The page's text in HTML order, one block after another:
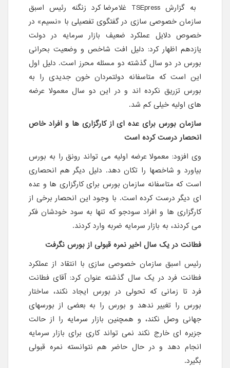
به گزارش TSEpress غلامرضا کرد زنگنه رئیس اسبق
سازمان خصوصی سازی در گفتگوی تفصیلی با «نسیم» در
خصوص دلایل عملکرد ضعیف بازار سرمایه در دولت
یازدهم اظهار کرد: دلیل افت شاخص و وضعیت بحرانی
بورس در دو سال گذشته دو مسئله محرز است. دلیل اول
این است که متاسفانه دولتمردان خون جدیدی را به
بورس تزریق نکرده اند و در این دو سال معمولا عرضه
های اولیه خیلی کم شد.
سازمان بورس برای عده ای از کارگزاری ها و افراد خاص
انحصار درست کرده است
وی افزود: معمولا عرضه اولیه می تواند رونق را به بورس
بیاورد و شاخصها را تکان دهد. دلیل دیگر هم انحصاری
است که متاسفانه سازمان بورس برای کارگزاری ها و عده
ای دیگر درست کرده است. با وجود این انحصار برخی از
کارگزاری ها و افراد سودجو که تنها به سود خودشان فکر
می کردند، به بازار سرمایه ضربه وارد کردند.
فطانت در یک سال اخیر نمره قبولی از بورس نگرفت
رئیس اسبق سازمان خصوصی سازی با انتقاد از عملکرد
فطانت فرد در یک سال گذشته عنوان کرد: آقای فطانت
فرد تا زمانی که تحولی در بورس ایجاد نکند، ساختار
بورس را تغییر ندهد و بورس را به بعضی از بورسهای
جهانی وصل نکند، و همچنین بازار سرمایه را از حالت
جزیره ای خارج نکند نمی تواند کاری برای بازار سرمایه
انجام دهد و در حال حاضر هم نتوانسته نمره قبولی
بگیرد.